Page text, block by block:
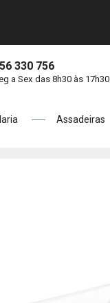
330 756
a Sex das 8h30 às 17h30
Assadeiras